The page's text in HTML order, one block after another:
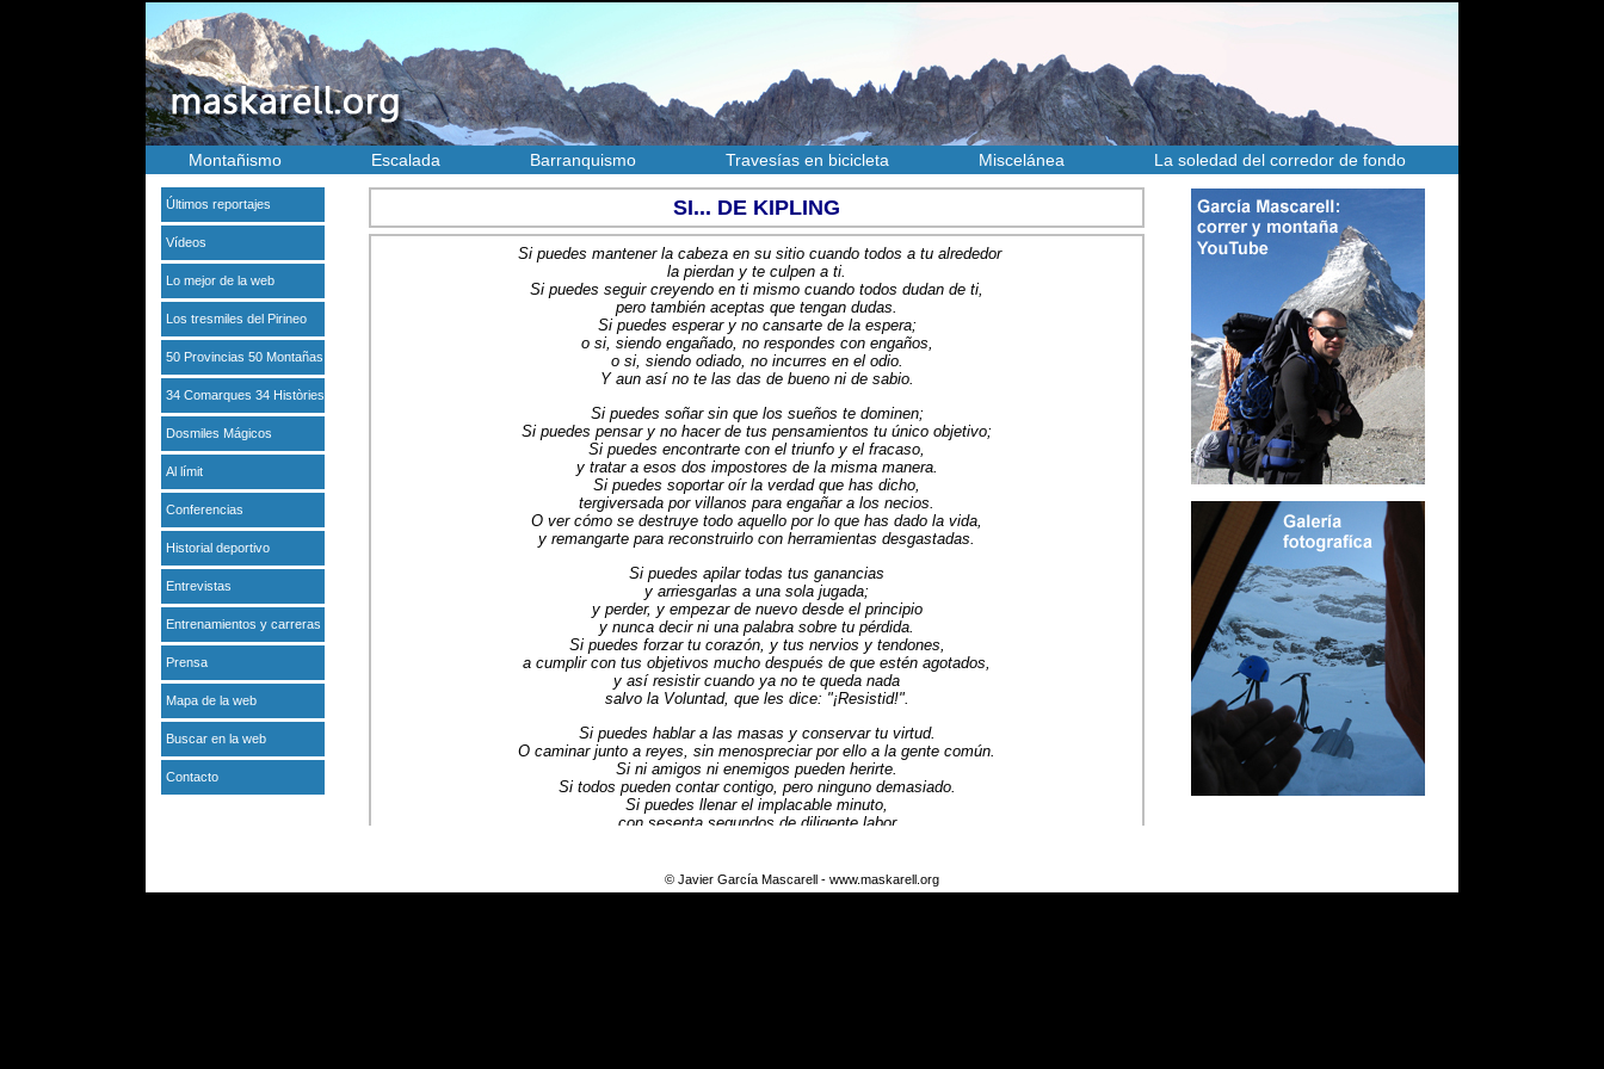
Montañismo Escalada Barranquismo Travesías en bicicleta Miscelánea La soledad del corredor de fondo
Últimos reportajes
Vídeos
Lo mejor de la web
Los tresmiles del Pirineo
50 Provincias 50 Montañas
34 Comarques 34 Històries
Dosmiles Mágicos
Al límit
Conferencias
Historial deportivo
Entrevistas
Entrenamientos y carreras
Prensa
Mapa de la web
Buscar en la web
Contacto
SI... DE KIPLING
Si puedes mantener la cabeza en su sitio cuando todos a tu alrededor
la pierdan y te culpen a ti.
Si puedes seguir creyendo en ti mismo cuando todos dudan de ti,
pero también aceptas que tengan dudas.
Si puedes esperar y no cansarte de la espera;
o si, siendo engañado, no respondes con engaños,
o si, siendo odiado, no incurres en el odio.
Y aun así no te las das de bueno ni de sabio.
Si puedes soñar sin que los sueños te dominen;
Si puedes pensar y no hacer de tus pensamientos tu único objetivo;
Si puedes encontrarte con el triunfo y el fracaso,
y tratar a esos dos impostores de la misma manera.
Si puedes soportar oír la verdad que has dicho,
tergiversada por villanos para engañar a los necios.
O ver cómo se destruye todo aquello por lo que has dado la vida,
y remangarte para reconstruirlo con herramientas desgastadas.
Si puedes apilar todas tus ganancias
y arriesgarlas a una sola jugada;
y perder, y empezar de nuevo desde el principio
y nunca decir ni una palabra sobre tu pérdida.
Si puedes forzar tu corazón, y tus nervios y tendones,
a cumplir con tus objetivos mucho después de que estén agotados,
y así resistir cuando ya no te queda nada
salvo la Voluntad, que les dice: "¡Resistid!".
Si puedes hablar a las masas y conservar tu virtud.
O caminar junto a reyes, sin menospreciar por ello a la gente común.
Si ni amigos ni enemigos pueden herirte.
Si todos pueden contar contigo, pero ninguno demasiado.
Si puedes llenar el implacable minuto,
con sesenta segundos de diligente labor
© Javier García Mascarell - www.maskarell.org